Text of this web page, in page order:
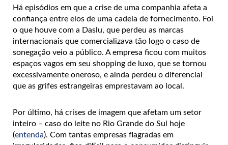
Há episódios em que a crise de uma companhia afeta a
confiança entre elos de uma cadeia de fornecimento. Foi
o que houve com a Daslu, que perdeu as marcas
internacionais que comercializava tão logo o caso de
sonegação veio a público. A empresa ficou com muitos
espaços vagos em seu shopping de luxo, que se tornou
excessivamente oneroso, e ainda perdeu o diferencial
que as grifes estrangeiras emprestavam ao local.
Por último, há crises de imagem que afetam um setor
inteiro – caso do leite no Rio Grande do Sul hoje
(entenda). Com tantas empresas flagradas em